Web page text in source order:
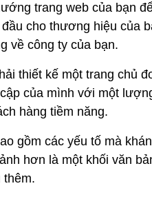
trang web của bạn
cho thương hiệu của
về công ty của bạn.
thiết kế một trang chủ
của mình với một
hàng tiềm năng.
gồm các yếu tố mà
hơn là một khối văn
thêm.